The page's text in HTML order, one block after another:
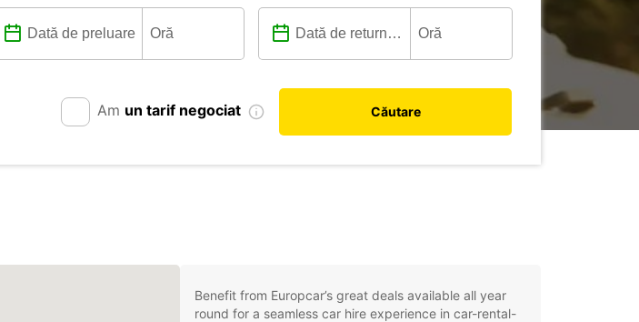
Am un tarif negociat Căutare
Benefit from Europcar’s great deals available all year
round for a seamless car hire experience in car-rental-